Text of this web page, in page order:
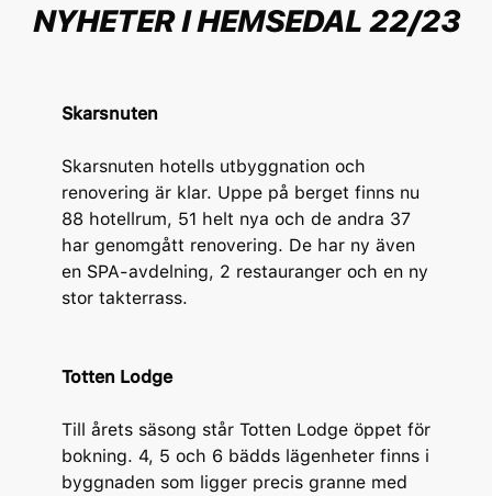
NYHETER I HEMSEDAL 22/23
Skarsnuten
Skarsnuten hotells utbyggnation och
renovering är klar. Uppe på berget finns nu
88 hotellrum, 51 helt nya och de andra 37
har genomgått renovering. De har ny även
en SPA-avdelning, 2 restauranger och en ny
stor takterrass.
Totten Lodge
Till årets säsong står Totten Lodge öppet för
bokning. 4, 5 och 6 bädds lägenheter finns i
byggnaden som ligger precis granne med